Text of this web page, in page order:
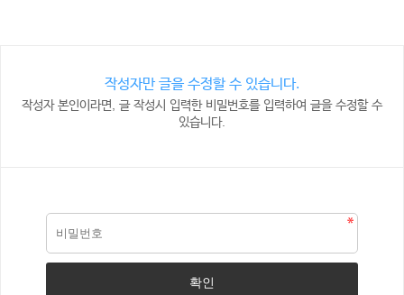
작성자만 글을 수정할 수 있습니다.
작성자 본인이라면, 글 작성시 입력한 비밀번호를 입력하여 글을 수정할 수
있습니다.